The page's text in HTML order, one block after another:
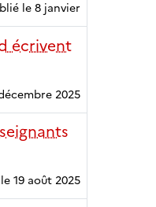
le 8 janvier
écrivent
2025
19 août 2025